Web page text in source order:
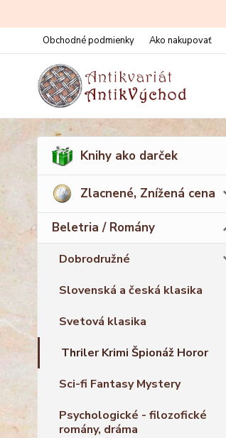
Obchodné podmienky Ako nakupovať
Knihy ako darček
Zlacnené, Znížená cena
Beletria / Romány
Dobrodružné
Slovenská a česká klasika
Svetová klasika
Thriler Krimi Špionáž Horor
Sci-fi Fantasy Mystery
Psychologické - filozofické
romány, dráma